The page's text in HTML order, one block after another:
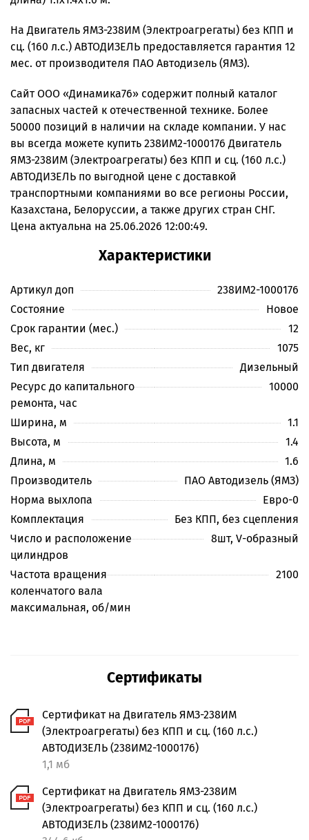
На Двигатель ЯМЗ-238ИМ (Электроагрегаты) без КПП и
сц. (160 л.с.) АВТОДИЗЕЛЬ предоставляется гарантия 12
мес. от производителя ПАО Автодизель (ЯМЗ).
Сайт ООО «Динамика76» содержит полный каталог
запасных частей к отечественной технике. Более
50000 позиций в наличии на складе компании. У нас
вы всегда можете купить 238ИМ2-1000176 Двигатель
ЯМЗ-238ИМ (Электроагрегаты) без КПП и сц. (160 л.с.)
АВТОДИЗЕЛЬ по выгодной цене с доставкой
транспортными компаниями во все регионы России,
Казахстана, Белоруссии, а также других стран СНГ.
Цена актуальна на 25.06.2026 12:00:49.
Характеристики
Артикул доп
238ИМ2-1000176
Состояние
Новое
Срок гарантии (мес.)
12
Вес, кг
1075
Тип двигателя
Дизельный
Ресурс до капитального
ремонта, час
10000
Ширина, м
1.1
Высота, м
1.4
Длина, м
1.6
Производитель
ПАО Автодизель (ЯМЗ)
Норма выхлопа
Евро-0
Комплектация
Без КПП, без сцепления
Число и расположение
цилиндров
8шт, V-образный
Частота вращения
коленчатого вала
максимальная, об/мин
2100
Сертификаты
Сертификат на Двигатель ЯМЗ-238ИМ
(Электроагрегаты) без КПП и сц. (160 л.с.)
АВТОДИЗЕЛЬ (238ИМ2-1000176)
1,1 мб
Сертификат на Двигатель ЯМЗ-238ИМ
(Электроагрегаты) без КПП и сц. (160 л.с.)
АВТОДИЗЕЛЬ (238ИМ2-1000176)